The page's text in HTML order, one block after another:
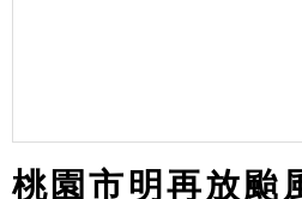
桃園市明再放颱